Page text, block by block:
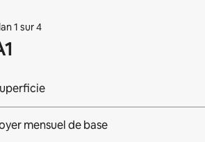
1 sur 4
mensuel de base